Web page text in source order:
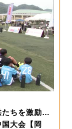
たちを激励…
大会【岡